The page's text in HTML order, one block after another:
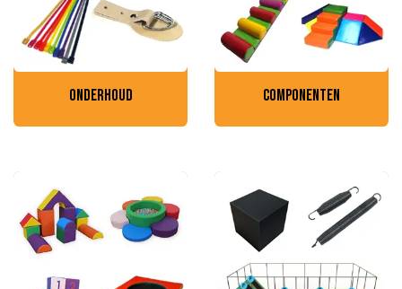
componenten
onderhoud